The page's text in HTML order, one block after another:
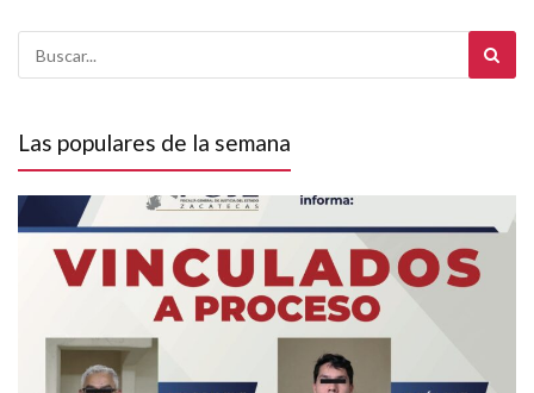
Las populares de la semana